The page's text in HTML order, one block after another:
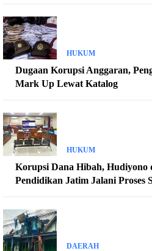
HUKUM
Dugaan Korupsi Anggaran,
Mark Up Lewat Katalog
HUKUM
Korupsi Dana Hibah, Hudiyono
Pendidikan Jatim Jalani Proses
DAERAH